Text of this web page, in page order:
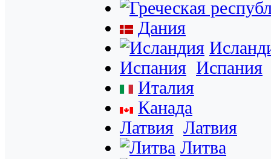
Дания
Испания Испания
Италия
Канада
Латвия Латвия
Литва